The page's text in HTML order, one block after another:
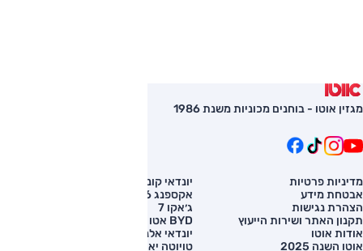
מגזין אוטו - בוחנים מכוניות משנת 1986
מדיניות פרטיות
אבטחת מידע
הצהרת נגישות
תקנון האתר ושירות הייעוץ
אודות אוטו
אוטו השנה 2025
יונדאי קונה
אקספנג G6
ג׳אקו 7
BYD אטו 3
יונדאי אלנטרה
טויוטה יאריס קרוס